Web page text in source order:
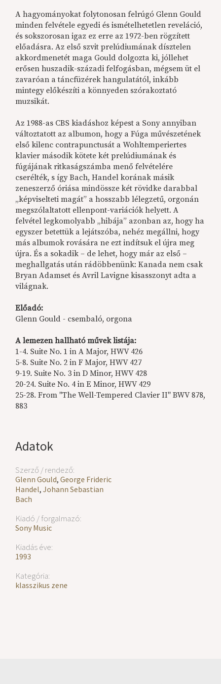
Adatok
Szerző / rendező:
Glenn Gould,George Frideric
Handel,Johann Sebastian
Bach
Kiadó / forgalmazó:
Sony Music
Kiadás éve:
1993
Kategória:
klasszikus zene
A hagyományokat folytonosan felrúgó Glenn Gould
minden felvétele egyedi és ismételhetetlen reveláció,
és sokszorosan igaz ez erre az 1972-ben rögzített
előadásra. Az első szvit prelúdiumának dísztelen
akkordmenetét maga Gould dolgozta ki, jóllehet
erősen huszadik-századi felfogásban, mégsem üt el
zavaróan a táncfüzérek hangulatától, inkább
mintegy előkészíti a könnyeden szórakoztató
muzsikát.
Az 1988-as CBS kiadáshoz képest a Sony annyiban
változtatott az albumon, hogy a Fúga művészetének
első kilenc contrapunctusát a Wohltemperiertes
klavier második kötete két prelúdiumának és
fúgájának ritkaságszámba menő felvételére
cserélték, s így Bach, Handel korának másik
zeneszerző óriása mindössze két rövidke darabbal
„képviselteti magát” a hosszabb lélegzetű, orgonán
megszólaltatott ellenpont-variációk helyett. A
felvétel legkomolyabb „hibája” azonban az, hogy ha
egyszer betettük a lejátszóba, nehéz megállni, hogy
más albumok rovására ne ezt indítsuk el újra meg
újra. És a sokadik – de lehet, hogy már az első –
meghallgatás után rádöbbenünk: Kanada nem csak
Bryan Adamset és Avril Lavigne kisasszonyt adta a
világnak.
Előadó:
Glenn Gould - csembaló, orgona
A lemezen hallható művek listája:
1-4. Suite No. 1 in A Major, HWV 426
5-8. Suite No. 2 in F Major, HWV 427
9-19. Suite No. 3 in D Minor, HWV 428
20-24. Suite No. 4 in E Minor, HWV 429
25-28. From "The Well-Tempered Clavier II" BWV 878,
883